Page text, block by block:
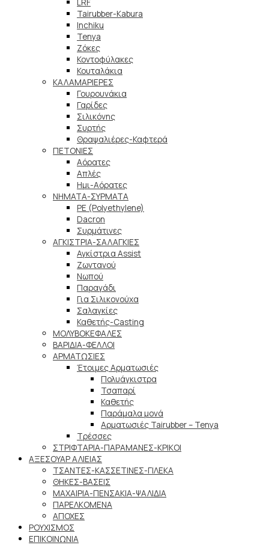
Tairubber-Kabura
Inchiku
Tenya
Ζόκες
Κοντοφύλακες
Κουταλάκια
ΚΑΛΑΜΑΡΙΕΡΕΣ
Γουρουνάκια
Γαρίδες
Σιλικόνης
Συρτής
Θραψαλιέρες-Καφτερά
ΠΕΤΟΝΙΕΣ
Αόρατες
Απλές
Ημι-Αόρατες
ΝΗΜΑΤΑ-ΣΥΡΜΑΤΑ
PE (Polyethylene)
Dacron
Συρμάτινες
ΑΓΚΙΣΤΡΙΑ-ΣΑΛΑΓΚΙΕΣ
Αγκίστρια Assist
Ζωντανού
Νωπού
Παραγάδι
Για Σιλικονούχα
Σαλαγκίες
Καθετής-Casting
ΜΟΛΥΒΟΚΕΦΑΛΕΣ
ΒΑΡΙΔΙΑ-ΦΕΛΛΟΙ
ΑΡΜΑΤΩΣΙΕΣ
Έτοιμες Αρματωσιές
Πολυάγκιστρα
Τσαπαρί
Καθετής
Παράμαλα μονά
Αρματωσιές Tairubber – Tenya
Τρέσσες
ΣΤΡΙΦΤΑΡΙΑ-ΠΑΡΑΜΑΝΕΣ-ΚΡΙΚΟΙ
ΑΞΕΣΟΥΑΡ ΑΛΙΕΙΑΣ
ΤΣΑΝΤΕΣ-ΚΑΣΣΕΤΙΝΕΣ-ΓΙΛΕΚΑ
ΘΗΚΕΣ-ΒΑΣΕΙΣ
ΜΑΧΑΙΡΙΑ-ΠΕΝΣΑΚΙΑ-ΨΑΛΙΔΙΑ
ΠΑΡΕΛΚΟΜΕΝΑ
ΑΠΟΧΕΣ
ΡΟΥΧΙΣΜΟΣ
ΕΠΙΚΟΙΝΩΝΙΑ